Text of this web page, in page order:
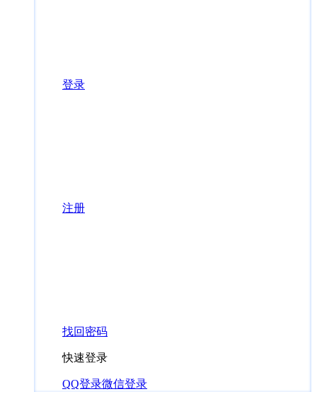
登录
注册
找回密码
快速登录
QQ登录微信登录